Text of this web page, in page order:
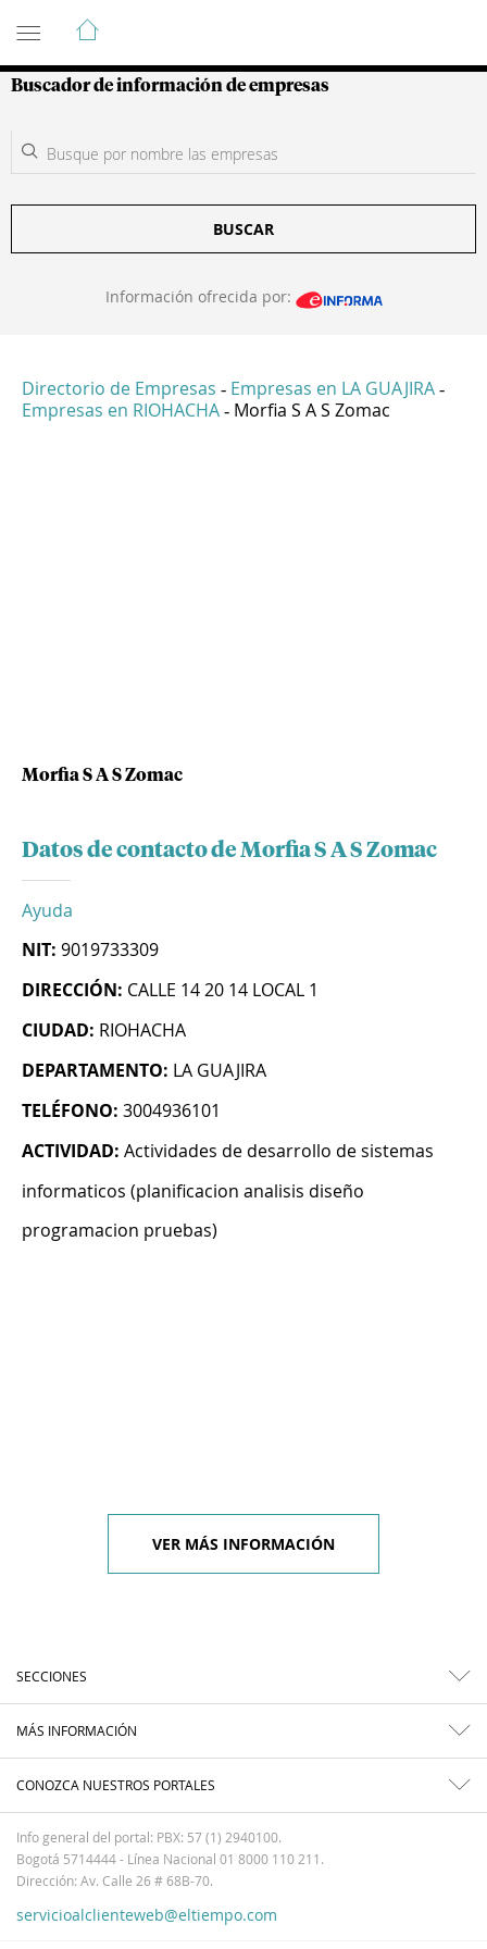
Guía de Empresas Colombianas
Buscador de información de empresas
BUSCAR
Información ofrecida por:
Directorio de Empresas - Empresas en LA GUAJIRA -
Empresas en RIOHACHA - Morfia S A S Zomac
Morfia S A S Zomac
Datos de contacto de Morfia S A S Zomac
Ayuda
NIT: 9019733309
DIRECCIÓN: CALLE 14 20 14 LOCAL 1
CIUDAD: RIOHACHA
DEPARTAMENTO: LA GUAJIRA
TELÉFONO: 3004936101
ACTIVIDAD: Actividades de desarrollo de sistemas
informaticos (planificacion analisis diseño
programacion pruebas)
VER MÁS INFORMACIÓN
SECCIONES
MÁS INFORMACIÓN
CONOZCA NUESTROS PORTALES
Info general del portal: PBX: 57 (1) 2940100.
Bogotá 5714444 - Línea Nacional 01 8000 110 211.
Dirección: Av. Calle 26 # 68B-70.
servicioalclienteweb@eltiempo.com